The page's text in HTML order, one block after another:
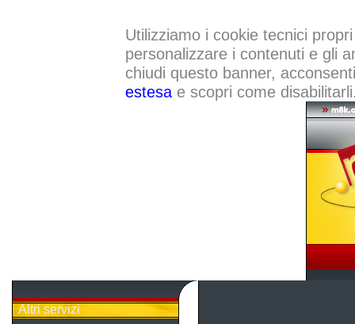
Utilizziamo i cookie tecnici
personalizzare i contenuti e gli
chiudi questo banner,
estesae scopri come
Altri servizi